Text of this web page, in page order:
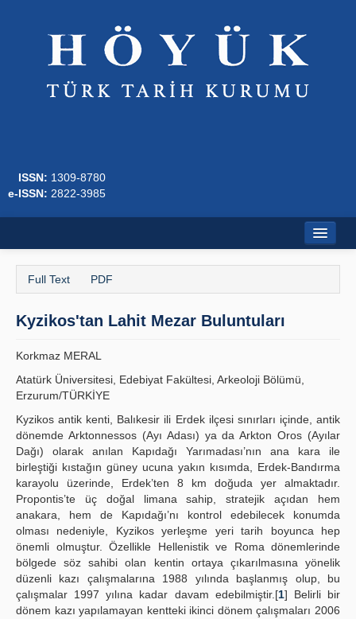
ISSN: 1309-8780
e-ISSN: 2822-3985
About
Journal Boards
Writing Rules
Principles
Publication Policies
Guidelines
Contact Us
Full Text PDF
Kyzikos'tan Lahit Mezar Buluntuları
Korkmaz MERAL
Atatürk Üniversitesi, Edebiyat Fakültesi, Arkeoloji Bölümü,
Erzurum/TÜRKİYE
Kyzikos antik kenti, Balıkesir ili Erdek ilçesi sınırları içinde, antik
dönemde Arktonnessos (Ayı Adası) ya da Arkton Oros (Ayılar
Dağı) olarak anılan Kapıdağı Yarımadası’nın ana kara ile
birleştiği kıstağın güney ucuna yakın kısımda, Erdek-Bandırma
karayolu üzerinde, Erdek’ten 8 km doğuda yer almaktadır.
Propontis’te üç doğal limana sahip, stratejik açıdan hem
anakara, hem de Kapıdağı’nı kontrol edebilecek konumda
olması nedeniyle, Kyzikos yerleşme yeri tarih boyunca hep
önemli olmuştur. Özellikle Hellenistik ve Roma dönemlerinde
bölgede söz sahibi olan kentin ortaya çıkarılmasına yönelik
düzenli kazı çalışmalarına 1988 yılında başlanmış olup, bu
çalışmalar 1997 yılına kadar davam edebilmiştir.[1] Belirli bir
dönem kazı yapılamayan kentteki ikinci dönem çalışmaları 2006